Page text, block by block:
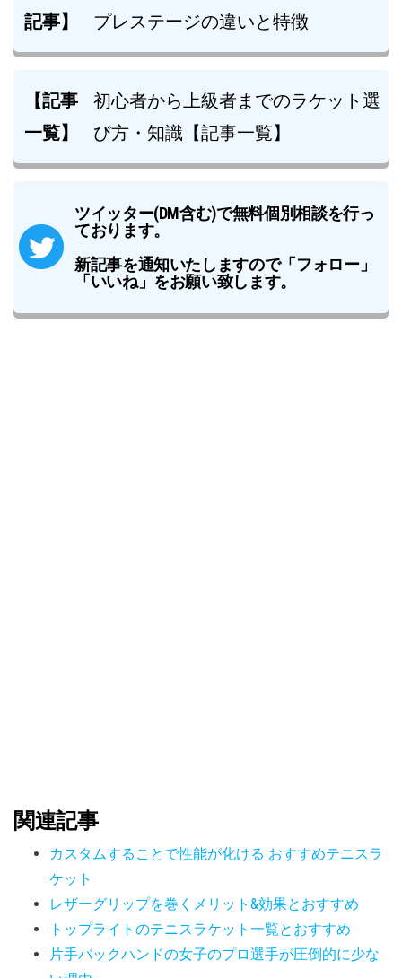
記事】 プレステージの違いと特徴
【記事
一覧】
初心者から上級者までのラケット選
び方・知識【記事一覧】
ツイッター(DM含む)で無料個別相談を行っ
ております。
新記事を通知いたしますので「フォロー」
「いいね」をお願い致します。
関連記事
カスタムすることで性能が化ける おすすめテニスラ
ケット
レザーグリップを巻くメリット&効果とおすすめ
トップライトのテニスラケット一覧とおすすめ
片手バックハンドの女子のプロ選手が圧倒的に少な